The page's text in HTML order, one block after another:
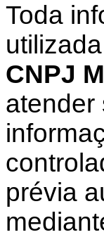
Toda
CNPJ
atender
prévia